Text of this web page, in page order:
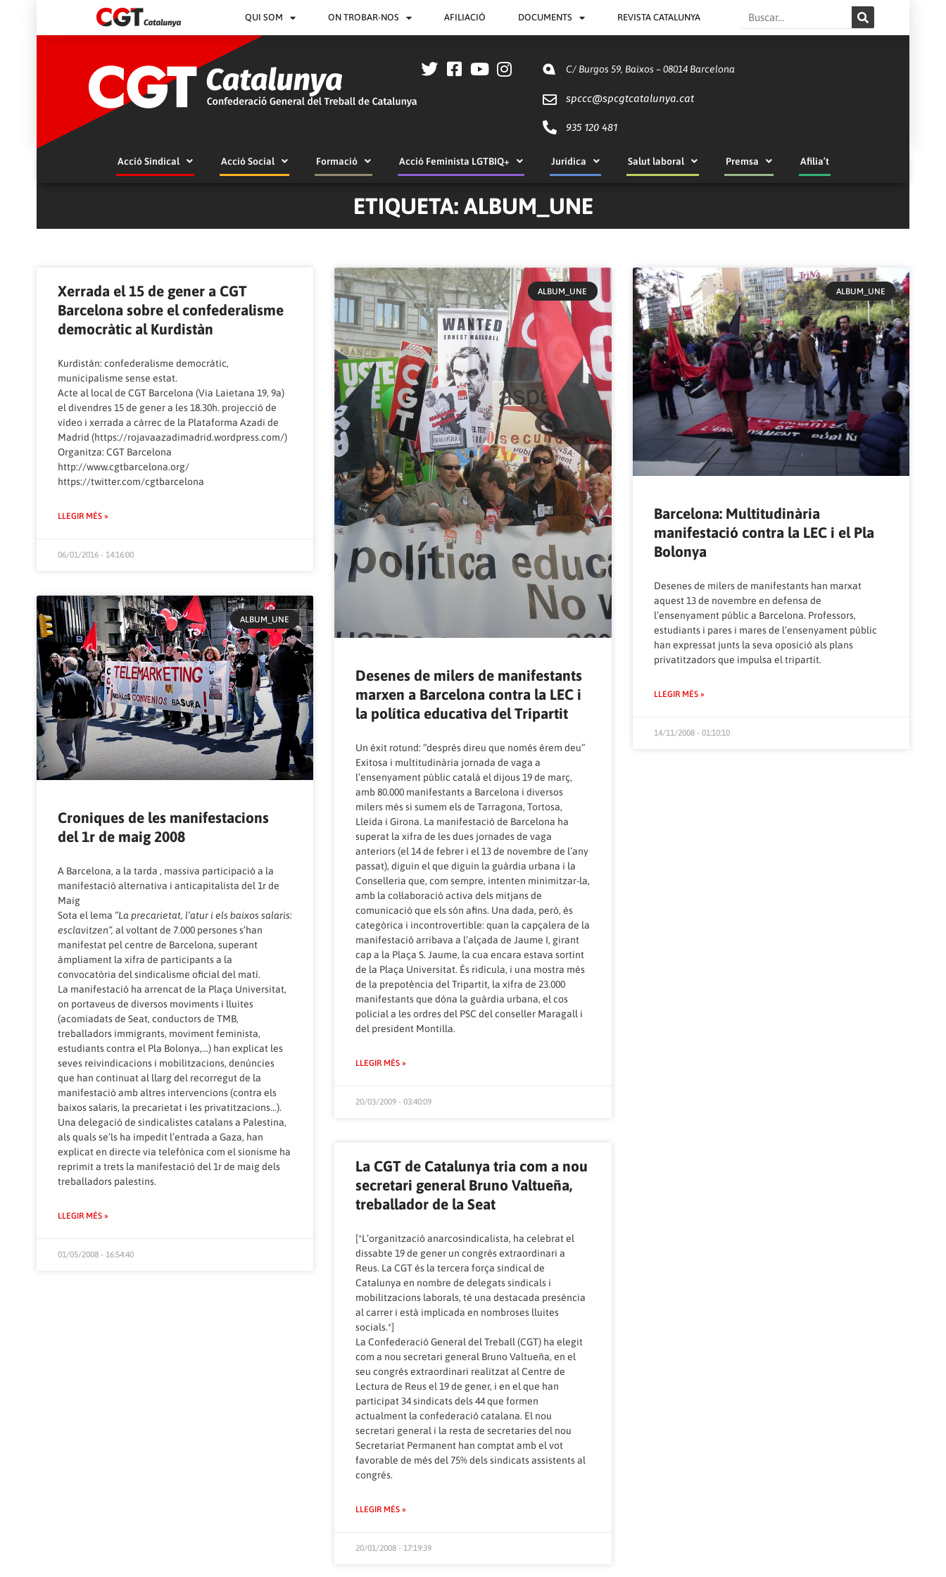
QUI SOM ON TROBAR-NOS AFILIACIÓ DOCUMENTS REVISTA CATALUNYA Search
C/ Burgos 59, Baixos – 08014 Barcelona
spccc@spcgtcatalunya.cat
935 120 481
Acció Sindical Acció Social Formació Acció Feminista LGTBIQ+ Jurídica Salut laboral Premsa Afilia’t
ETIQUETA: ALBUM_UNE
Xerrada el 15 de gener a CGT
Barcelona sobre el confederalisme
democràtic al Kurdistàn
Kurdistàn: confederalisme democràtic,
municipalisme sense estat.
Acte al local de CGT Barcelona (Via Laietana 19, 9a)
el divendres 15 de gener a les 18.30h. projecció de
vídeo i xerrada a càrrec de la Plataforma Azadi de
Madrid (https://rojavaazadimadrid.wordpress.com/)
Organitza: CGT Barcelona
http://www.cgtbarcelona.org/
https://twitter.com/cgtbarcelona
LLEGIR MÉS »
06/01/2016 - 14:16:00
ALBUM_UNE
Desenes de milers de manifestants
marxen a Barcelona contra la LEC i
la política educativa del Tripartit
Un éxit rotund: “després direu que només érem deu”
Exitosa i multitudinària jornada de vaga a
l’ensenyament públic català el dijous 19 de març,
amb 80.000 manifestants a Barcelona i diversos
milers més si sumem els de Tarragona, Tortosa,
Lleida i Girona. La manifestació de Barcelona ha
superat la xifra de les dues jornades de vaga
anteriors (el 14 de febrer i el 13 de novembre de l’any
passat), diguin el que diguin la guàrdia urbana i la
Conselleria que, com sempre, intenten minimitzar-la,
amb la col·laboració activa dels mitjans de
comunicació que els són afins. Una dada, però, és
categòrica i incontrovertible: quan la capçalera de la
manifestació arribava a l’alçada de Jaume I, girant
cap a la Plaça S. Jaume, la cua encara estava sortint
de la Plaça Universitat. És ridícula, i una mostra més
de la prepotència del Tripartit, la xifra de 23.000
manifestants que dóna la guàrdia urbana, el cos
policial a les ordres del PSC del conseller Maragall i
del president Montilla.
LLEGIR MÉS »
20/03/2009 - 03:40:09
ALBUM_UNE
Barcelona: Multitudinària
manifestació contra la LEC i el Pla
Bolonya
Desenes de milers de manifestants han marxat
aquest 13 de novembre en defensa de
l’ensenyament públic a Barcelona. Professors,
estudiants i pares i mares de l’ensenyament públic
han expressat junts la seva oposició als plans
privatitzadors que impulsa el tripartit.
LLEGIR MÉS »
14/11/2008 - 01:10:10
ALBUM_UNE
Croniques de les manifestacions
del 1r de maig 2008
A Barcelona, a la tarda , massiva participació a la
manifestació alternativa i anticapitalista del 1r de
Maig
Sota el lema “La precarietat, l’atur i els baixos salaris:
esclavitzen”, al voltant de 7.000 persones s’han
manifestat pel centre de Barcelona, superant
àmpliament la xifra de participants a la
convocatòria del sindicalisme oficial del matí.
La manifestació ha arrencat de la Plaça Universitat,
on portaveus de diversos moviments i lluites
(acomiadats de Seat, conductors de TMB,
treballadors immigrants, moviment feminista,
estudiants contra el Pla Bolonya,…) han explicat les
seves reivindicacions i mobilitzacions, denúncies
que han continuat al llarg del recorregut de la
manifestació amb altres intervencions (contra els
baixos salaris, la precarietat i les privatitzacions…).
Una delegació de sindicalistes catalans a Palestina,
als quals se’ls ha impedit l’entrada a Gaza, han
explicat en directe via telefònica com el sionisme ha
reprimit a trets la manifestació del 1r de maig dels
treballadors palestins.
LLEGIR MÉS »
01/05/2008 - 16:54:40
La CGT de Catalunya tria com a nou
secretari general Bruno Valtueña,
treballador de la Seat
[*L’organització anarcosindicalista, ha celebrat el
dissabte 19 de gener un congrés extraordinari a
Reus. La CGT és la tercera força sindical de
Catalunya en nombre de delegats sindicals i
mobilitzacions laborals, té una destacada presència
al carrer i està implicada en nombroses lluites
socials.*]
La Confederació General del Treball (CGT) ha elegit
com a nou secretari general Bruno Valtueña, en el
seu congrés extraordinari realitzat al Centre de
Lectura de Reus el 19 de gener, i en el que han
participat 34 sindicats dels 44 que formen
actualment la confederació catalana. El nou
secretari general i la resta de secretaries del nou
Secretariat Permanent han comptat amb el vot
favorable de més del 75% dels sindicats assistents al
congrés.
LLEGIR MÉS »
20/01/2008 - 17:19:39